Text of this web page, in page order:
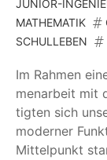
JUNIOR-
MATHEMATIK
SCHULLEBEN
Im Rah­men
men­ar­beit mit
tig­ten sich
moder­ner
Mit­tel­punkt